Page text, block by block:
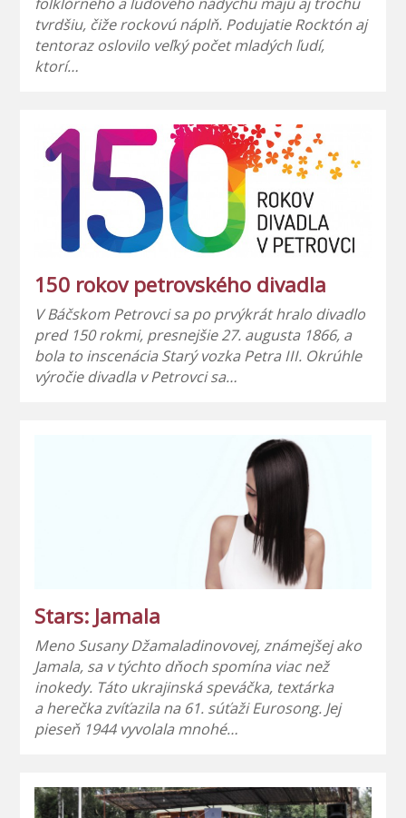
tvrdšiu, čiže rockovú náplň. Podujatie Rocktón aj
tentoraz oslovilo veľký počet mladých ľudí,
ktorí…
150 rokov petrovského divadla
V Báčskom Petrovci sa po prvýkrát hralo divadlo
pred 150 rokmi, presnejšie 27. augusta 1866, a
bola to inscenácia Starý vozka Petra III. Okrúhle
výročie divadla v Petrovci sa…
Stars: Jamala
Meno Susany Džamaladinovovej, známejšej ako
Jamala, sa v týchto dňoch spomína viac než
inokedy. Táto ukrajinská speváčka, textárka
a herečka zvíťazila na 61. súťaži Eurosong. Jej
pieseň 1944 vyvolala mnohé…